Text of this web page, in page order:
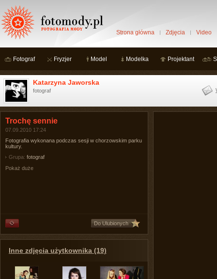
Strona główna Zdjęcia Video
Fotograf Fryzjer Model Modelka Projektant
Katarzyna Jaworska
fotograf
Trochę sennie
07.09.2010 17:24
Fotografia wykonana podczas sesji w chorzowskim parku
kultury.
Grupa: fotograf
Pokaż duże
Do Ulubionych
Inne zdjęcia użytkownika (19)